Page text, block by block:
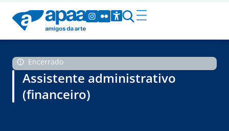
Encerrado
Assistente administrativo
(financeiro)